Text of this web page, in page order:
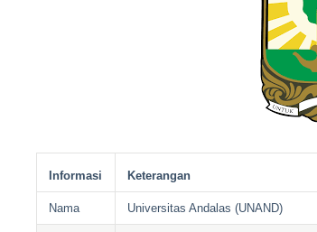
Informasi Keterangan
Nama Universitas Andalas (UNAND)